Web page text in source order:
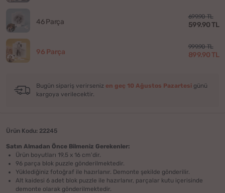
46 Parça
699.90 TL
599.90 TL
96 Parça
999.90 TL
899.90 TL
Bugün sipariş verirseniz en geç 10 Ağustos Pazartesi günü
kargoya verilecektir.
Ürün Kodu: 22245
Satın Almadan Önce Bilmeniz Gerekenler:
Ürün boyutları 19,5 x 16 cm'dir.
96 parça blok puzzle gönderilmektedir.
Yüklediğiniz fotoğraf ile hazırlanır. Demonte şekilde gönderilir.
Alt kaidesi 6 adet blok puzzle ile hazırlanır, parçalar kutu içerisinde
demonte olarak gönderilmektedir.